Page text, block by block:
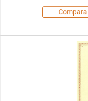
Compara